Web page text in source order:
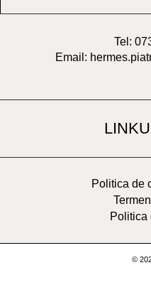
Tel:
Email:
Politica de
Politica
©